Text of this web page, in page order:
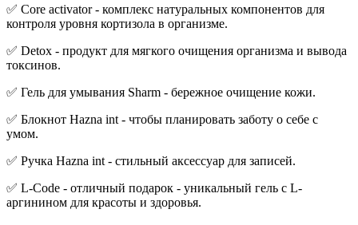
✅ Core activator - комплекс натуральных компонентов для
контроля уровня кортизола в организме.
✅ Detox - продукт для мягкого очищения организма и вывода
токсинов.
✅ Гель для умывания Sharm - бережное очищение кожи.
✅ Блокнот Hazna int - чтобы планировать заботу о себе с
умом.
✅ Ручка Hazna int - стильный аксессуар для записей.
✅ L-Code - отличный подарок - уникальный гель с L-
аргинином для красоты и здоровья.